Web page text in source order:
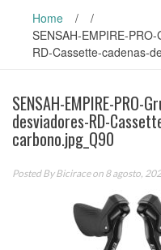
Home /
/
SENSAH-EMPIRE-
RD-Cassette-cadenas-
SENSAH-EMPIRE-PRO-
desviadores-RD-
carbono.jpg_Q90
Posted ByBiciraceon 8 agosto,